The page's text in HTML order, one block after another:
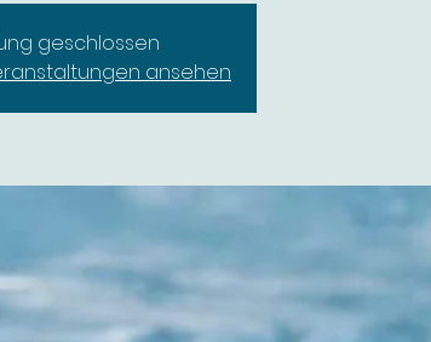
geschlossen
ansehen